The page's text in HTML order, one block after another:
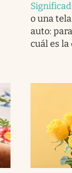
o una
auto:
cuál es